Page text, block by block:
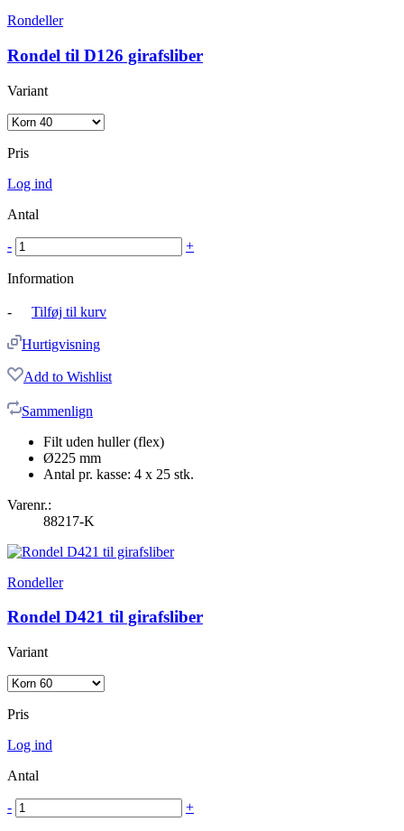
Rondeller
Rondel til D126 girafsliber
Variant
Pris
Log ind
Antal
- +
Information
- Tilføj til kurv
Hurtigvisning
Add to Wishlist
Sammenlign
Filt uden huller (flex)
Ø225 mm
Antal pr. kasse: 4 x 25 stk.
Varenr.:
88217-K
Rondeller
Rondel D421 til girafsliber
Variant
Pris
Log ind
Antal
- +